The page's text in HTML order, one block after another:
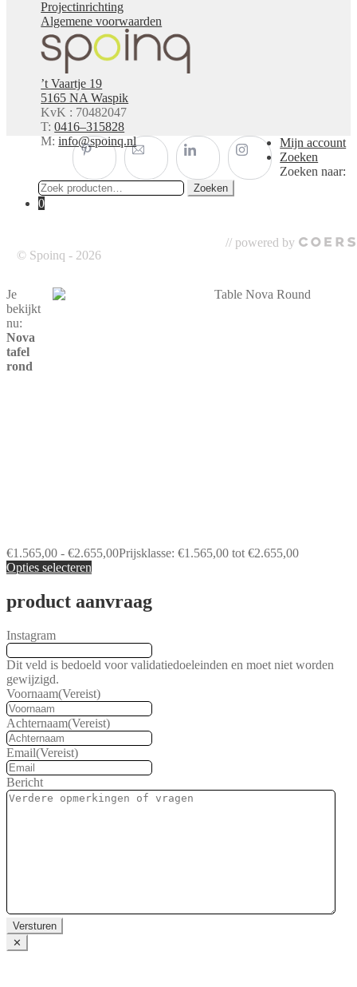
Projectinrichting
Algemene voorwaarden
’t Vaartje 19
5165 NA Waspik
KvK : 70482047
T:0416–315828
M:info@spoinq.nl
Mijn account
Zoeken
Zoeken naar:
Zoeken
0
© Spoinq - 2026
// powered by
Je
bekijkt
nu:
Nova
tafel
rond
€1.565,00 - €2.655,00Prijsklasse: €1.565,00 tot €2.655,00
Opties selecteren
product aanvraag
Instagram
Dit veld is bedoeld voor validatiedoeleinden en moet niet worden
gewijzigd.
Voornaam(Vereist)
Achternaam(Vereist)
Email(Vereist)
Bericht
Versturen
✕